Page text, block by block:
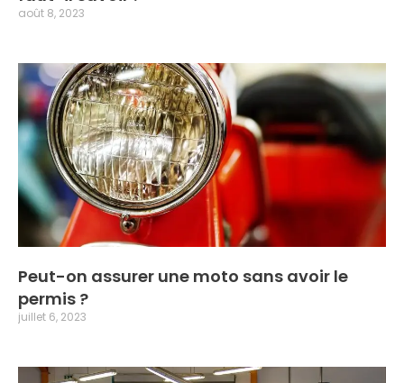
août 8, 2023
Peut-on assurer une moto sans avoir le
permis ?
juillet 6, 2023